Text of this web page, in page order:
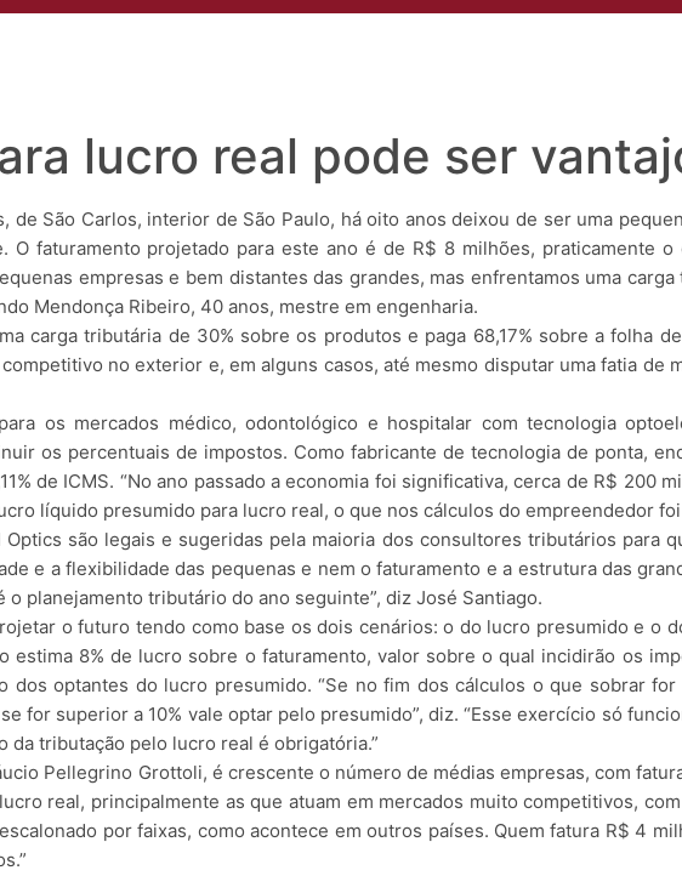
lucro real pode ser
de São Carlos, interior de São Paulo, há oito anos deixou de ser uma
O faturamento projetado para este ano é de R$ 8 milhões, praticamente
empresas e bem distantes das grandes, mas enfrentamos uma
Mendonça Ribeiro, 40 anos, mestre em engenharia.
carga tributária de 30% sobre os produtos e paga 68,17% sobre a folha
no exterior e, em alguns casos, até mesmo disputar uma fatia de
os mercados médico, odontológico e hospitalar com tecnologia
os percentuais de impostos. Como fabricante de tecnologia de ponta,
de ICMS. “No ano passado a economia foi significativa, cerca de R$ 200
líquido presumido para lucro real, o que nos cálculos do empreendedor
são legais e sugeridas pela maioria dos consultores tributários para
e a flexibilidade das pequenas e nem o faturamento e a estrutura das
o planejamento tributário do ano seguinte”, diz José Santiago.
o futuro tendo como base os dois cenários: o do lucro presumido e o
estima 8% de lucro sobre o faturamento, valor sobre o qual incidirão os
dos optantes do lucro presumido. “Se no fim dos cálculos o que sobrar
for superior a 10% vale optar pelo presumido”, diz. “Esse exercício só
da tributação pelo lucro real é obrigatória.”
Pellegrino Grottoli, é crescente o número de médias empresas, com
real, principalmente as que atuam em mercados muito competitivos,
por faixas, como acontece em outros países. Quem fatura R$ 4